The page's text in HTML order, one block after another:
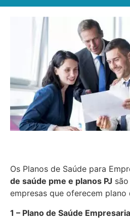
Os Planos de Saúde para
de saúde pme e planos PJ
empresas que oferecem
1 – Plano de Saúde